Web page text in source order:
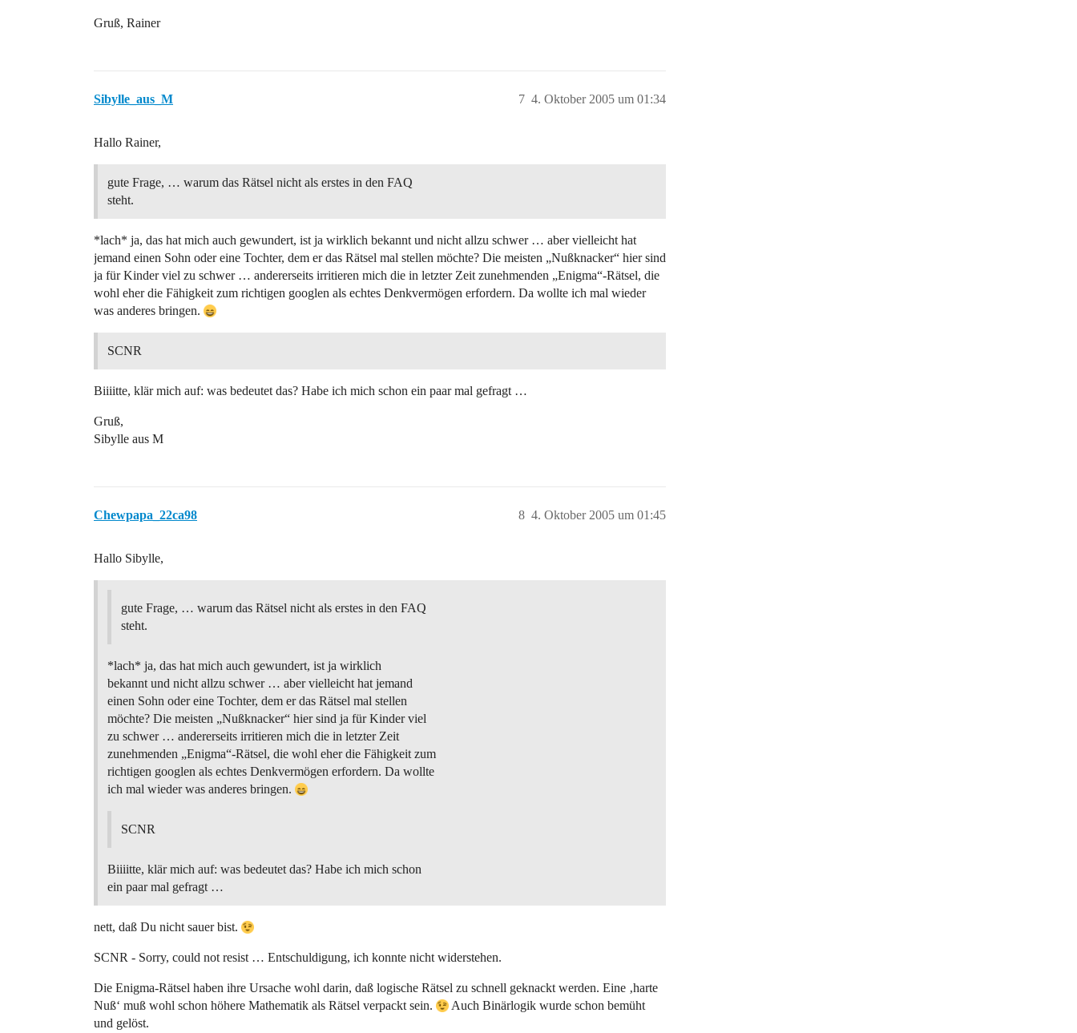
Gruß, Rainer
Sibylle_aus_M 4. Oktober 2005 um 01:34
7
Hallo Rainer,
gute Frage, … warum das Rätsel nicht als erstes in den FAQ
steht.
*lach* ja, das hat mich auch gewundert, ist ja wirklich bekannt und nicht allzu schwer … aber vielleicht hat
jemand einen Sohn oder eine Tochter, dem er das Rätsel mal stellen möchte? Die meisten „Nußknacker“ hier sind
ja für Kinder viel zu schwer … andererseits irritieren mich die in letzter Zeit zunehmenden „Enigma“-Rätsel, die
wohl eher die Fähigkeit zum richtigen googlen als echtes Denkvermögen erfordern. Da wollte ich mal wieder
was anderes bringen.
SCNR
Biiiitte, klär mich auf: was bedeutet das? Habe ich mich schon ein paar mal gefragt …
Gruß,
Sibylle aus M
Chewpapa_22ca98 4. Oktober 2005 um 01:45
8
Hallo Sibylle,
gute Frage, … warum das Rätsel nicht als erstes in den FAQ
steht.
*lach* ja, das hat mich auch gewundert, ist ja wirklich
bekannt und nicht allzu schwer … aber vielleicht hat jemand
einen Sohn oder eine Tochter, dem er das Rätsel mal stellen
möchte? Die meisten „Nußknacker“ hier sind ja für Kinder viel
zu schwer … andererseits irritieren mich die in letzter Zeit
zunehmenden „Enigma“-Rätsel, die wohl eher die Fähigkeit zum
richtigen googlen als echtes Denkvermögen erfordern. Da wollte
ich mal wieder was anderes bringen.
SCNR
Biiiitte, klär mich auf: was bedeutet das? Habe ich mich schon
ein paar mal gefragt …
nett, daß Du nicht sauer bist.
SCNR - Sorry, could not resist … Entschuldigung, ich konnte nicht widerstehen.
Die Enigma-Rätsel haben ihre Ursache wohl darin, daß logische Rätsel zu schnell geknackt werden. Eine ‚harte
Nuß‘ muß wohl schon höhere Mathematik als Rätsel verpackt sein.
Auch Binärlogik wurde schon bemüht
und gelöst.